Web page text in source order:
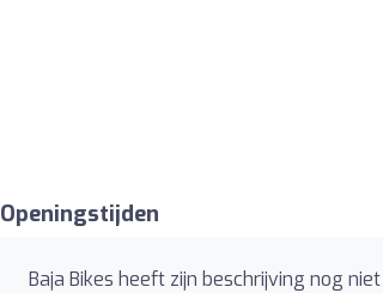
Openingstijden
Baja Bikes heeft zijn beschrijving nog niet